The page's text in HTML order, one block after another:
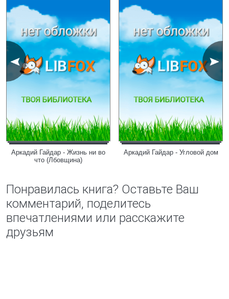
Аркадий Гайдар - Жизнь ни во
что (Лбовщина)
Аркадий Гайдар - Угловой дом
Понравилась книга? Оставьте Ваш
комментарий, поделитесь
впечатлениями или расскажите
друзьям